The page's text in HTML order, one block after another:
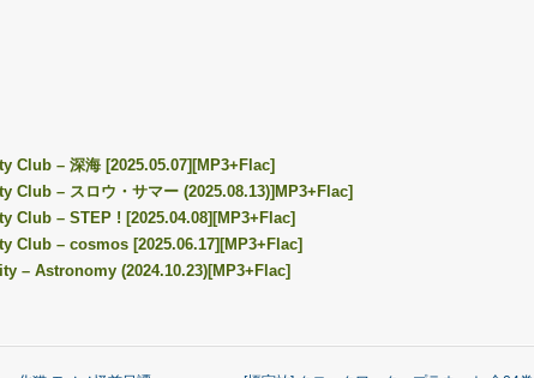
Club – 深海 [2025.05.07][MP3+Flac]
Club – スロウ・サマー (2025.08.13)]MP3+Flac]
Club – STEP ! [2025.04.08][MP3+Flac]
Club – cosmos [2025.06.17][MP3+Flac]
– Astronomy (2024.10.23)[MP3+Flac]